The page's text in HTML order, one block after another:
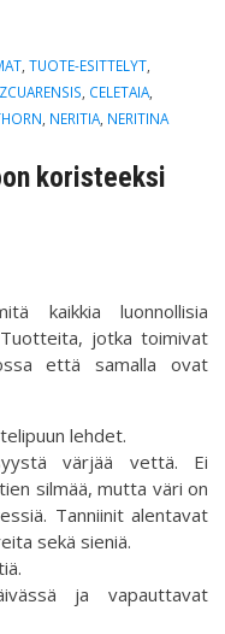
,TUOTE-ESITTELYT
CELETAIA,
NERITIA NERITINA
koristeeksi
kaikkia luonnollisia
jotka toimivat
että samalla ovat
lehdet.
värjää vettä. Ei
silmää, mutta väri on
Tanniinit alentavat
sekä sieniä.
ja vapauttavat